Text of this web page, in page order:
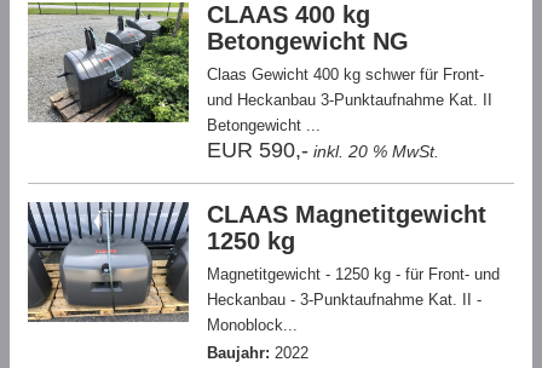
CLAAS 400 kg
Betongewicht NG
Claas Gewicht 400 kg schwer für Front-
und Heckanbau 3-Punktaufnahme Kat. II
Betongewicht ...
EUR 590,- inkl. 20 % MwSt.
CLAAS Magnetitgewicht
1250 kg
Magnetitgewicht - 1250 kg - für Front- und
Heckanbau - 3-Punktaufnahme Kat. II -
Monoblock...
Baujahr: 2022